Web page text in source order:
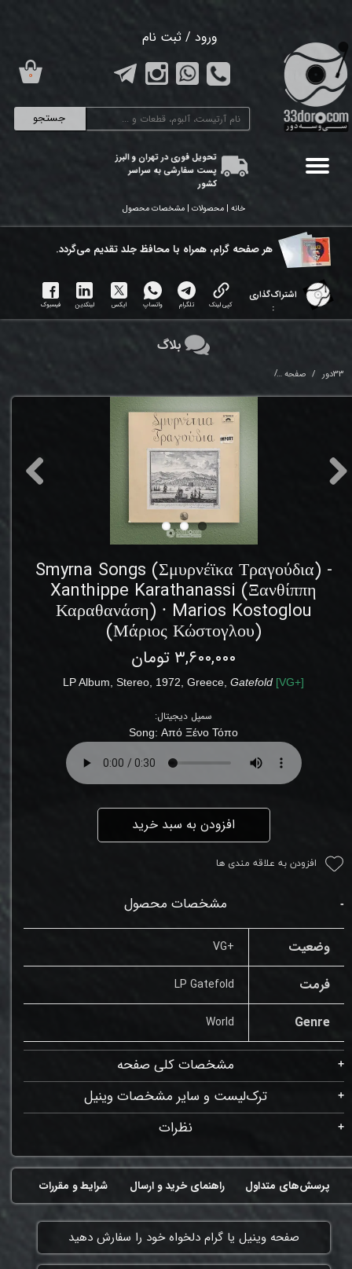
جستجو
ورود / ثبت نام
تغییر گذر واژه
سفارشات
تحویل فوری در تهران و البرز
پست سفارشی به سراسر
کشور
۰
خانه | محصولات | مشخصات محصول
هر ​صفحه گرام، همراه با محافظ جلد تقدیم می‌گردد.
اشتراک‌گذاری
:
کپی لینک تلگرام واتساپ ایکس لینکدین فیسبوک
33دور صفحه
Smyrna Songs (Σμυρνέϊκα Τραγούδια) -
Xanthippe Karathanassi (Ξανθίππη
Καραθανάση) ⸱ Marios Kostoglou
(Μάριος Κώστογλου)
۳,۶۰۰,۰۰۰ تومان
LP Album , Stereo 1972 ,Greece Gatefold [VG+]
سمپل دیجیتال:
Song:Από Ξένο Τόπο
افزودن به سبد خرید
افزودن به علاقه مندی ها
مشخصات محصول
وضعیت +VG
فرمت LP Gatefold
Genre
World
مشخصات کلی صفحه
ترک‌لیست و سایر مشخصات وینیل
نظرات
بلاگ
شرایط و مقررات راهنمای خرید و ارسال پرسش‌های متداول
​صفحه وینیل یا گرام دلخواه خود را سفارش دهید